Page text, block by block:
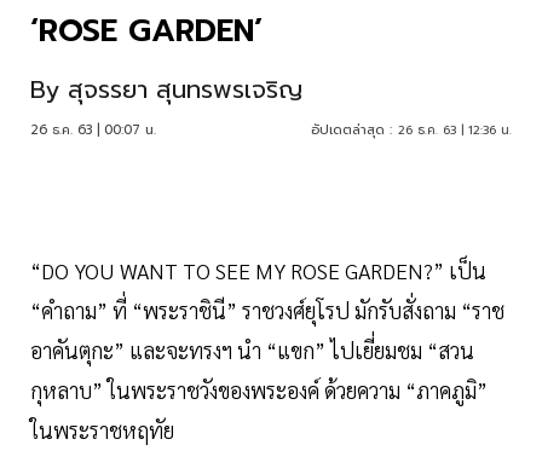
‘ROSE GARDEN’
By สุจรรยา สุนทรพรเจริญ
26 ธ.ค. 63 | 00:07 น. อัปเดตล่าสุด : 26 ธ.ค. 63 | 12:36 น.
“DO YOU WANT TO SEE MY ROSE GARDEN?” เป็น
“คำถาม” ที่ “พระราชินี” ราชวงศ์ยุโรป มักรับสั่งถาม “ราช
อาคันตุกะ” และจะทรงฯ นำ “แขก” ไปเยี่ยมชม “สวน
กุหลาบ” ในพระราชวังของพระองค์ ด้วยความ “ภาคภูมิ”
ในพระราชหฤทัย